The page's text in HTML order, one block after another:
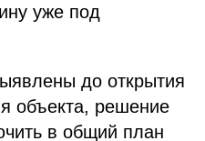
уже под
до открытия
объекта, решение
в общий план